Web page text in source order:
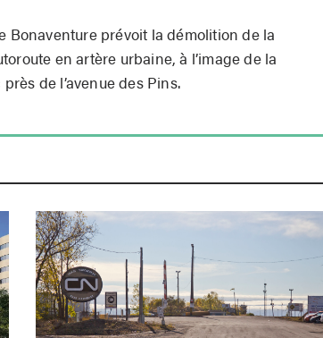
Bonaventure prévoit la démolition de la
en artère urbaine, à l’image de la
de l’avenue des Pins.